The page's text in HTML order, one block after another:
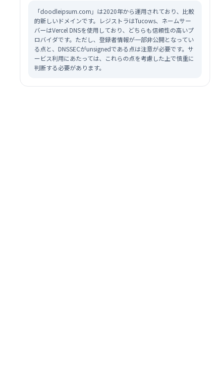
「doodleipsum.com」は2020年から運用されており、比較
的新しいドメインです。レジストラはTucows、ネームサー
バーはVercel DNSを使用しており、どちらも信頼性の高いプ
ロバイダです。ただし、登録者情報が一部非公開となってい
る点と、DNSSECがunsignedである点は注意が必要です。サ
ービス利用にあたっては、これらの点を考慮した上で慎重に
判断する必要があります。